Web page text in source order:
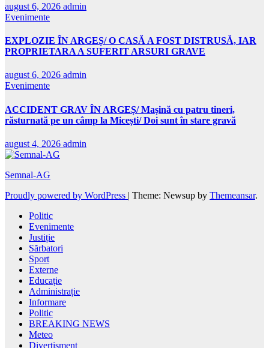
august 6, 2026 admin
Evenimente
EXPLOZIE ÎN ARGEȘ/ O CASĂ A FOST DISTRUSĂ, IAR
PROPRIETARA A SUFERIT ARSURI GRAVE
august 6, 2026 admin
Evenimente
ACCIDENT GRAV ÎN ARGEȘ/ Mașină cu patru tineri,
răsturnată pe un câmp la Micești/ Doi sunt în stare gravă
august 4, 2026 admin
Semnal-AG
Proudly powered by WordPress | Theme: Newsup by Themeansar.
Politic
Evenimente
Justiție
Sărbatori
Sport
Externe
Educație
Administrație
Informare
Politic
BREAKING NEWS
Meteo
Divertisment